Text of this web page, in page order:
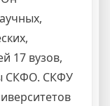
17 вузов,
СКФО. СКФУ